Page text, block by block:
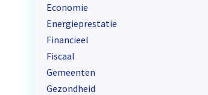
Economie
Energieprestatie
Financieel
Fiscaal
Gemeenten
Gezondheid